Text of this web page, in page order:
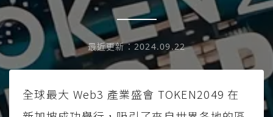
最近更新：2024.09.22
全球最大 Web3 產業盛會 TOKEN2049 在